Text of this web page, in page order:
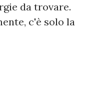
da trovare.
c'è solo la